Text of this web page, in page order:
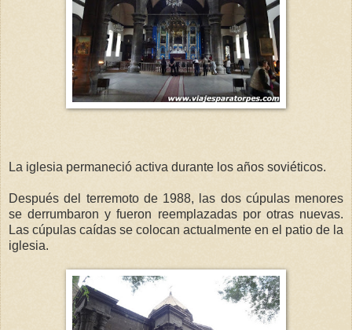
La iglesia permaneció activa durante los años soviéticos.
Después del terremoto de 1988, las dos cúpulas menores
se derrumbaron y fueron reemplazadas por otras nuevas.
Las cúpulas caídas se colocan actualmente en el patio de la
iglesia.